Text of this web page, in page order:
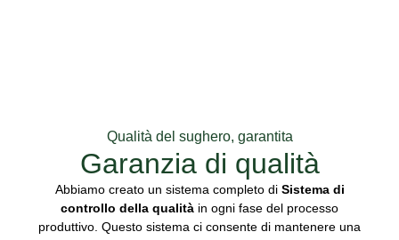
Qualità del sughero, garantita
Garanzia di qualità
Abbiamo creato un sistema completo di Sistema di
controllo della qualità in ogni fase del processo
produttivo. Questo sistema ci consente di mantenere una